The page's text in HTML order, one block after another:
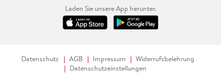
Laden Sie unsere App herunter.
Datenschutz AGB Impressum
Widerrufsbelehrung
Datenschutzeinstellungen